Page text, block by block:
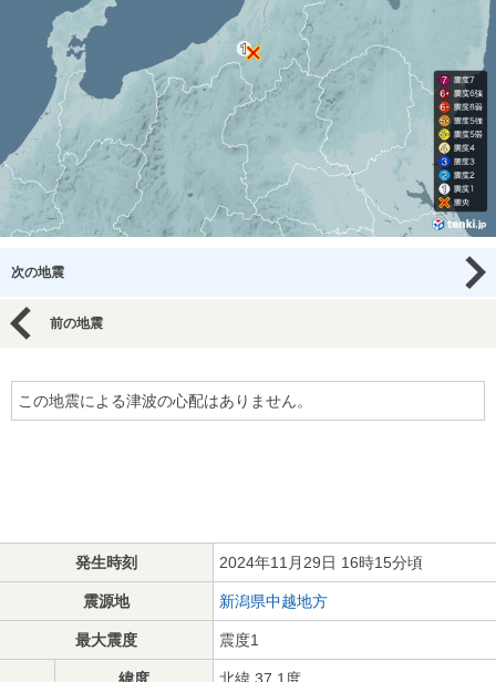
次の地震
前の地震
この地震による津波の心配はありません。
発生時刻 2024年11月29日 16時15分頃
震源地 新潟県中越地方
最大震度 震度1
緯度 北緯 37.1度